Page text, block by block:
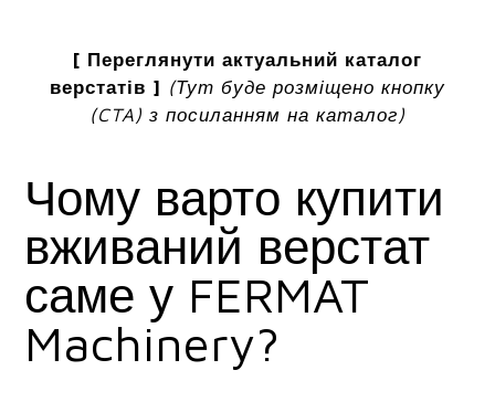
[ Переглянути актуальний каталог
верстатів ] (Тут буде розміщено кнопку
(CTA) з посиланням на каталог)
Чому варто купити
вживаний верстат
саме у FERMAT
Machinery?